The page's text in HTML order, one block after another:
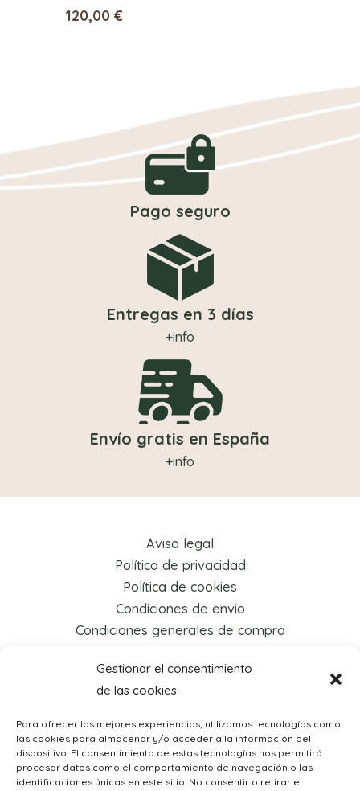
Gestionar el consentimiento
de las cookies
Para ofrecer las mejores experiencias, utilizamos tecnologías como
las cookies para almacenar y/o acceder a la información del
dispositivo. El consentimiento de estas tecnologías nos permitirá
procesar datos como el comportamiento de navegación o las
identificaciones únicas en este sitio. No consentir o retirar el
120,00 €
Pago seguro
Entregas en 3 días
+info
Envío gratis en España
+info
Aviso legal
Política de privacidad
Política de cookies
Condiciones de envio
Condiciones generales de compra